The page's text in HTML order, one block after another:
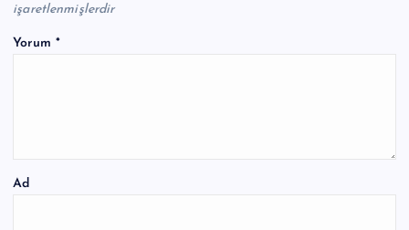
işaretlenmişlerdir
Yorum *
Ad